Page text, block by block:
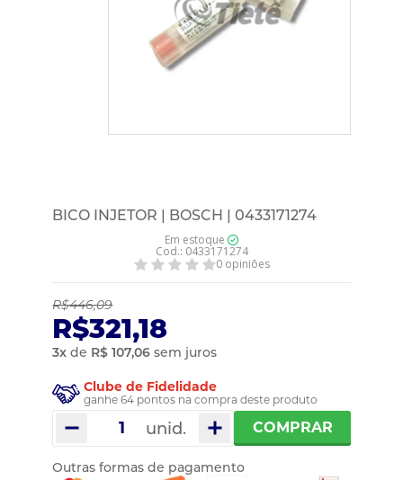
BICO INJETOR | BOSCH | 0433171274
Em estoque
Cod.: 0433171274
0 opiniões
R$446,09
R$321,18
3x de R$ 107,06 sem juros
Clube de Fidelidade
ganhe 64 pontos na compra deste produto
unid. COMPRAR
Outras formas de pagamento